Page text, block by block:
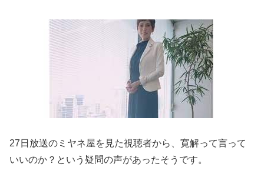
27日放送のミヤネ屋を見た視聴者から、寛解って言って
いいのか？という疑問の声があったそうです。